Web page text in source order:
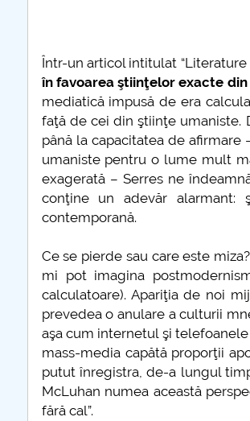
Nu se practica libertatea, nu
Neuroplasticitate în educație?
Într-un articol intitulat “Literature
în favoarea ştiinţelor exacte
mediatică impusă de era
faţă de cei din ştiinţe umaniste.
până la capacitatea de
umaniste pentru o lume mult
exagerată – Serres ne
conţine un adevăr alarmant:
contemporană.
Ce se pierde sau care este
mi pot imagina
calculatoare). Apariţia de noi
prevedea o anulare a culturii
aşa cum internetul şi
mass-media capătă proporţii
putut înregistra, de-a lungul
McLuhan numea această
fără cal”.
informare �...
mai multe